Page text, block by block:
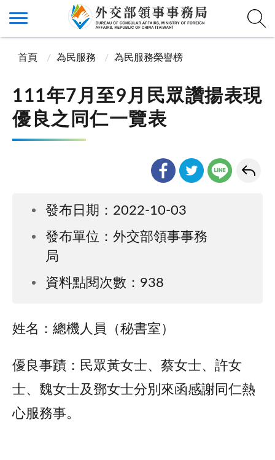
首頁 為民服務 為民服務榮譽榜
111年7月至9月民眾讚揚表現
優良之同仁一覽表
發布日期：2022-10-03
發布單位：外交部領事事務
局
資料點閱次數：938
姓名：總機人員（秘書室）
優良事蹟：民眾黃女士、蔡女士、許女
士、魏女士及鄧女士分別來函感謝同仁熱
心服務事。